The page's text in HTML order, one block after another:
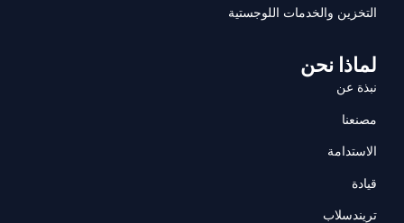
التخزين والخدمات اللوجستية
لماذا نحن
نبذة عن
مصنعنا
الاستدامة
قيادة
تريندسلاب